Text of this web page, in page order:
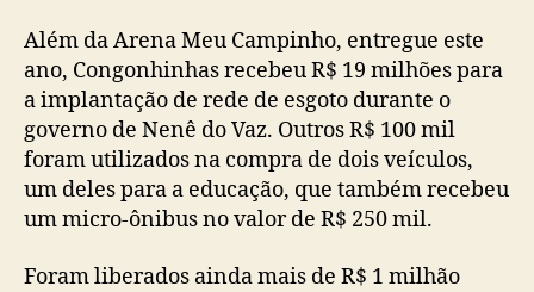
Além da Arena Meu Campinho, entregue este
ano, Congonhinhas recebeu R$ 19 milhões para
a implantação de rede de esgoto durante o
governo de Nenê do Vaz. Outros R$ 100 mil
foram utilizados na compra de dois veículos,
um deles para a educação, que também recebeu
um micro-ônibus no valor de R$ 250 mil.
Foram liberados ainda mais de R$ 1 milhão